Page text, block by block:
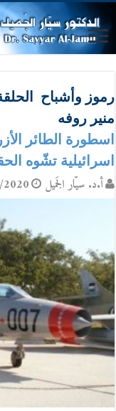
منير روفه
اسطورة الطائر
اسرائيلية تشّوه
أ.د. سيّار الجَميل